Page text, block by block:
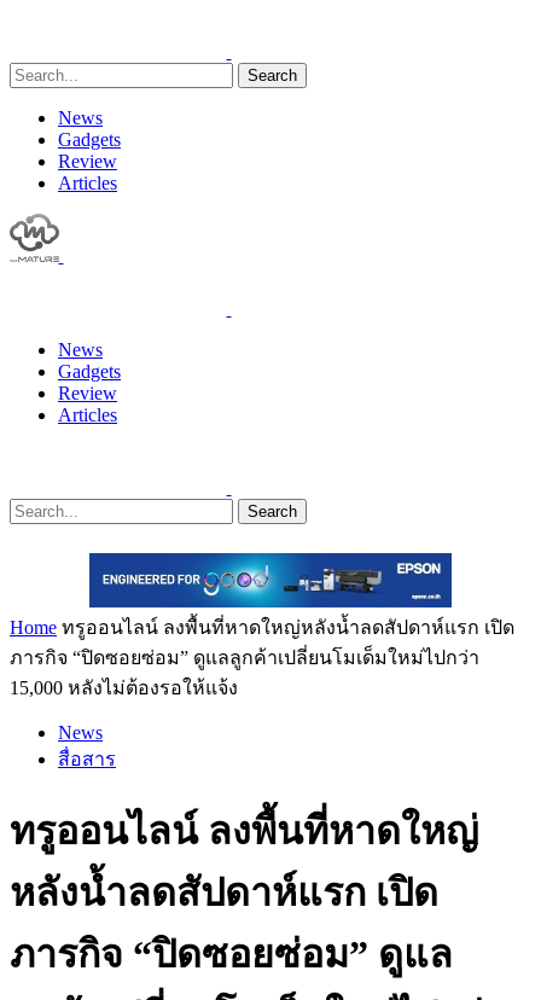
Search
News
Gadgets
Review
Articles
News
Gadgets
Review
Articles
Search
Home ทรูออนไลน์ ลงพื้นที่หาดใหญ่หลังน้ำลดสัปดาห์แรก เปิด
ภารกิจ “ปิดซอยซ่อม” ดูแลลูกค้าเปลี่ยนโมเด็มใหม่ไปกว่า
15,000 หลังไม่ต้องรอให้แจ้ง
News
สื่อสาร
ทรูออนไลน์ ลงพื้นที่หาดใหญ่
หลังน้ำลดสัปดาห์แรก เปิด
ภารกิจ “ปิดซอยซ่อม” ดูแล